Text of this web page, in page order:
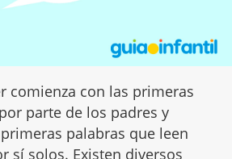
comienza con las primeras
parte de los padres y
palabras que leen
sí solos. Existen diversos